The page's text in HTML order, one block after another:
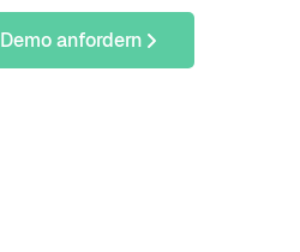
Demo anfordern